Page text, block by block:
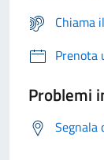
Chiama
Prenota
Problemi
Segnala